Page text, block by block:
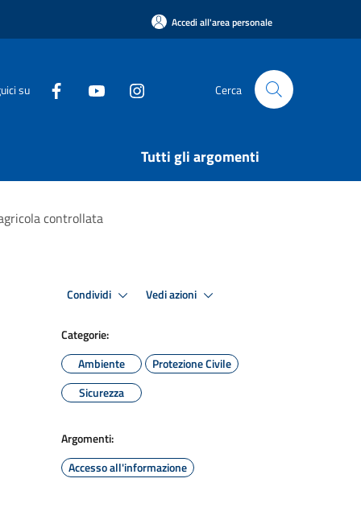
Accedi all'area personale
su Cerca
Tutti gli argomenti
controllata
Condividi Vedi azioni
Categorie:
Ambiente
Protezione Civile
Sicurezza
Argomenti:
Accesso all'informazione